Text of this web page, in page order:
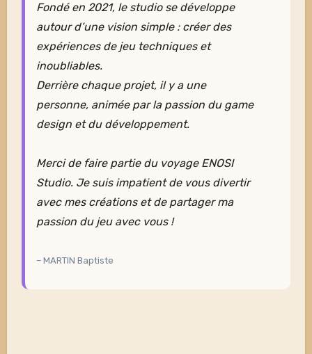
Fondé en 2021, le studio se développe
autour d’une vision simple : créer des
expériences de jeu techniques et
inoubliables.
Derrière chaque projet, il y a une
personne, animée par la passion du game
design et du développement.
Merci de faire partie du voyage ENOSI
Studio. Je suis impatient de vous divertir
avec mes créations et de partager ma
passion du jeu avec vous !
– MARTIN Baptiste